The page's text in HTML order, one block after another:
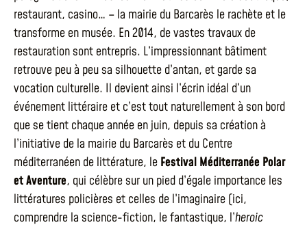
restaurant, casino… – la mairie du Barcarès le rachète et le
transforme en musée. En 2014, de vastes travaux de
restauration sont entrepris. L’impressionnant bâtiment
retrouve peu à peu sa silhouette d’antan, et garde sa
vocation culturelle. Il devient ainsi l’écrin idéal d’un
événement littéraire et c’est tout naturellement à son bord
que se tient chaque année en juin, depuis sa création à
l’initiative de la mairie du Barcarès et du Centre
méditerranéen de littérature, le Festival Méditerranée Polar
et Aventure, qui célèbre sur un pied d’égale importance les
littératures policières et celles de l’imaginaire (ici,
comprendre la science-fiction, le fantastique, l’heroic